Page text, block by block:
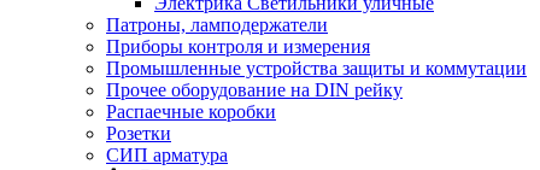
Патроны, ламподержатели
Приборы контроля и измерения
Промышленные устройства защиты и коммутации
Прочее оборудование на DIN рейку
Распаечные коробки
Розетки
СИП арматура